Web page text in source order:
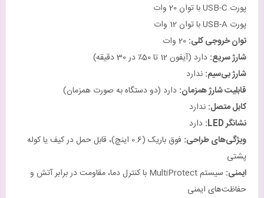
پورت USB-C با توان 20 وات
پورت USB-A با توان 12 وات
توان خروجی کلی:
شارژ سریع: دارد (آیفون 12 تا 50٪ در 30 دقیقه)
شارژ بی‌سیم: ندارد
قابلیت شارژ همزمان: دارد (دو دستگاه به صورت همزمان)
کابل متصل: ندارد
نشانگرLED:
دارد
ویژگی‌های طراحی:
فوق باریک (0.6 اینچ)، قابل حمل در کیف یا کوله
پشتی
ایمنی:
سیستم MultiProtect با کنترل دما، مقاومت در برابر آتش و
حفاظت‌های ایمنی